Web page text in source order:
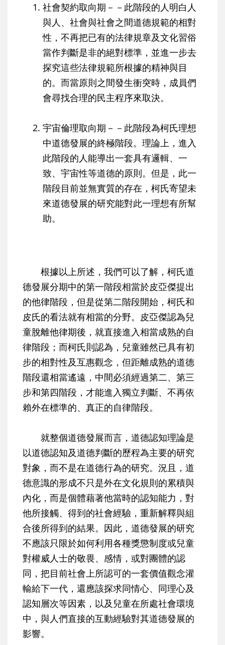
社會契約取向期－－此階段的人明白人
與人、社會與社會之間道德規範的相對
性，不再把已有的法律規章及文化習俗
當作判斷是非的絕對標準，並進一步去
探究這些法律規範所根據的精神與目
的。而當原則之間發生衝突時，成員們
會尋找合理的民主程序來取決。
宇宙倫理取向期－－此階段為柯氏理想
中道德發展的終極階段。理論上，進入
此階段的人能導出一套具有邏輯、一
致、宇宙性等道德的原則。但是，此一
階段目前並無實質的存在，柯氏寄望未
來道德發展的研究能對此一理想有所幫
助。
根據以上所述，我們可以了解，柯氏道
德發展分期中的第一階段相當於皮亞傑提出
的他律階段，但是從第二階段開始，柯氏和
皮氏的看法就有相當的分野。皮亞傑認為兒
童脫離他律期後，就直接進入相當成熟的自
律階段；而柯氏則認為，兒童雖然已具有初
步的相對性及互惠觀念，但距離成熟的道德
階段還相當遙遠，中間必須經過第二、第三
步和第四階段，才能進入獨立判斷、不再依
賴外在標準的、真正的自律階段。
就整個道德發展而言，道德認知理論是
以道德認知及道德判斷的歷程為主要的研究
對象，而不是在道德行為的研究。況且，道
德意識的形成不只是外在文化規則的累積與
內化，而是個體藉著他當時的認知能力，對
他所接觸、得到的社會經驗，重新解釋與組
合後所得到的結果。因此，道德發展的研究
不應該只限於如何利用各種獎懲制度或兒童
對權威人士的敬畏、感情，或對團體的認
同，把目前社會上所認可的一套價值觀念灌
輸給下一代，還應該探求同情心、同理心及
認知層次等因素，以及兒童在所處社會環境
中，與人們直接的互動經驗對其道德發展的
影響。